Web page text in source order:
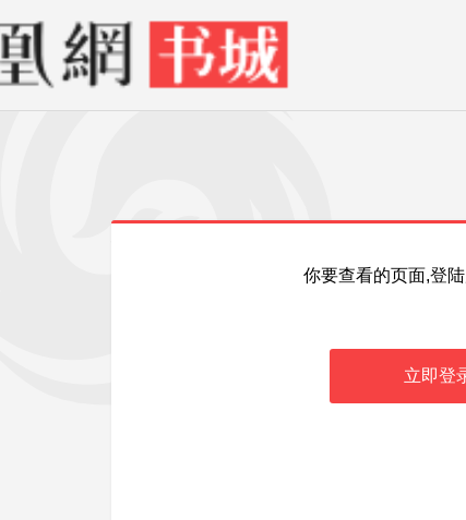
你要查看的页面,登
立即登